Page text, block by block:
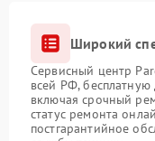
Широкий
Сервисный центр
всей РФ, бесплатную
включая срочный
статус ремонта
постгарантийное